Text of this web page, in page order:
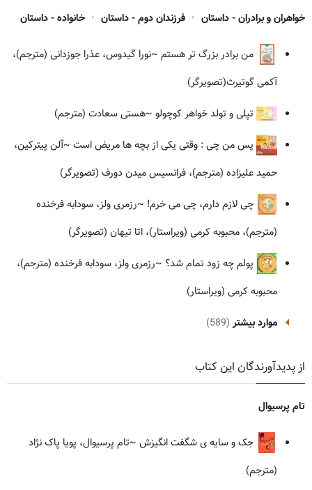
خواهران و برادران - داستان • فرزندان دوم - داستان • خانواده - داستان
من برادر بزرگ تر هستم ~نورا گیدوس، عذرا جوزدانی (مترجم)،
آکمی گوتیرث(تصویرگر)
تپلی و تولد خواهر کوچولو ~هستی سعادت (مترجم)
پس من چی : وقتی یکی از بچه ها مریض است ~آلن پیترکین،
حمید علیزاده (مترجم)، فرانسیس میدن دورف (تصویرگر)
چی لازم دارم، چی می خرم! ~رزمری ولز، سودابه فرخنده
(مترجم)، محبوبه کرمی (ویراستار)، اتا تیهان (تصویرگر)
پولم چه زود تمام شد؟ ~رزمری ولز، سودابه فرخنده (مترجم)،
محبوبه کرمی (ویراستار)
موارد بیشتر (589)
از پدیدآورندگان این کتاب
تام پرسیوال
جک و سایه ی شگفت انگیزش ~تام پرسیوال، پویا پاک نژاد
(مترجم)